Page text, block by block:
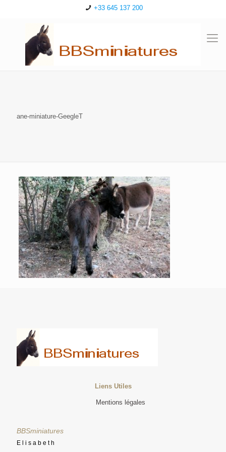
+33 645 137 200
ane-miniature-GeegleT
Liens Utiles
Mentions légales
BBSminiatures
Elisabeth